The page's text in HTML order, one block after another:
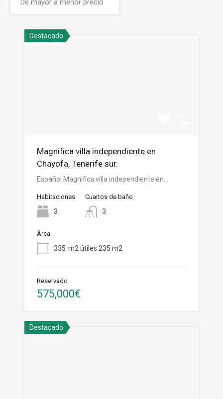
Destacado
Magnifica villa independiente en
Chayofa, Tenerife sur.
Español Magnifica villa independiente en…
Habitaciones
3
Cuartos de baño
3
Área
335 m2 útiles 235 m2
Reservado
575,000€
Destacado